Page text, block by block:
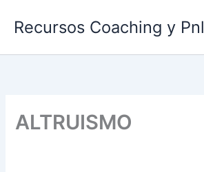
Recursos Coaching y Pnl
ALTRUISMO